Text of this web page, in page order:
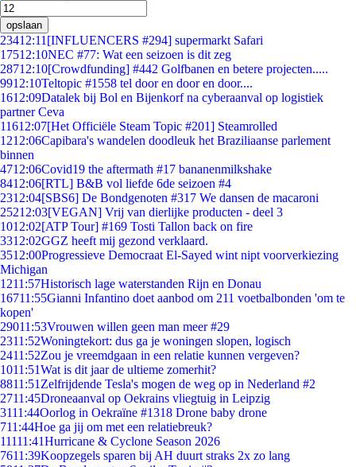
opslaan
23412:11 [INFLUENCERS #294] supermarkt Safari
17512:10NEC #77: Wat een seizoen is dit zeg
28712:10[Crowdfunding] #442 Golfbanen en betere projecten.....
9912:10Teltopic #1558 tel door en door en door....
1612:09Datalek bij Bol en Bijenkorf na cyberaanval op logistiek
partner Ceva
11612:07[Het Officiële Steam Topic #201] Steamrolled
1212:06Capibara's wandelen doodleuk het Braziliaanse parlement
binnen
4712:06Covid19 the aftermath #17 bananenmilkshake
8412:06[RTL] B&B vol liefde 6de seizoen #4
2312:04[SBS6] De Bondgenoten #317 We dansen de macaroni
25212:03[VEGAN] Vrij van dierlijke producten - deel 3
1012:02[ATP Tour] #169 Tosti Tallon back on fire
3312:02GGZ heeft mij gezond verklaard.
3512:00Progressieve Democraat El-Sayed wint nipt voorverkiezing
Michigan
1211:57Historisch lage waterstanden Rijn en Donau
16711:55Gianni Infantino doet aanbod om 211 voetbalbonden 'om te
kopen'
29011:53Vrouwen willen geen man meer #29
2311:52Woningtekort: dus ga je woningen slopen, logisch
2411:52Zou je vreemdgaan in een relatie kunnen vergeven?
1011:51Wat is dit jaar de ultieme zomerhit?
8811:51 Zelfrijdende Tesla's mogen de weg op in Nederland #2
2711:45Droneaanval op Oekrains vliegtuig in Leipzig
3111:44Oorlog in Oekraïne #1318 Drone baby drone
711:44Hoe ga jij om met een relatiebreuk?
11111:41Hurricane & Cyclone Season 2026
7611:39Koopzegels sparen bij AH duurt straks 2x zo lang